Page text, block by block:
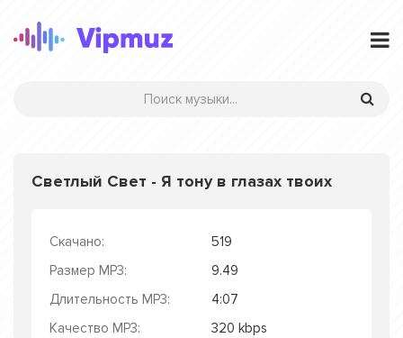
Светлый Свет - Я тону в глазах твоих
Скачано:
519
Размер MP3:
9.49
Длительность MP3:
4:07
Качество MP3:
320 kbps